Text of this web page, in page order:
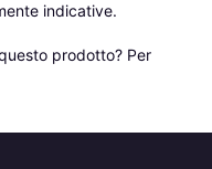
indicative.
prodotto? Per